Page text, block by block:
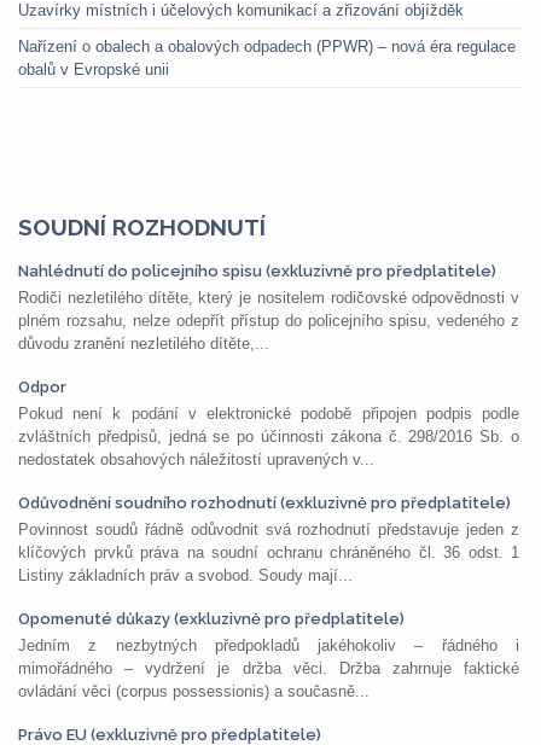
Uzavírky místních i účelových komunikací a zřizování objížděk
Nařízení o obalech a obalových odpadech (PPWR) – nová éra regulace
obalů v Evropské unii
SOUDNÍ ROZHODNUTÍ
Nahlédnutí do policejního spisu (exkluzivně pro předplatitele)
Rodiči nezletilého dítěte, který je nositelem rodičovské odpovědnosti v
plném rozsahu, nelze odepřít přístup do policejního spisu, vedeného z
důvodu zranění nezletilého dítěte,...
Odpor
Pokud není k podání v elektronické podobě připojen podpis podle
zvláštních předpisů, jedná se po účinnosti zákona č. 298/2016 Sb. o
nedostatek obsahových náležitostí upravených v...
Odůvodnění soudního rozhodnutí (exkluzivně pro předplatitele)
Povinnost soudů řádně odůvodnit svá rozhodnutí představuje jeden z
klíčových prvků práva na soudní ochranu chráněného čl. 36 odst. 1
Listiny základních práv a svobod. Soudy mají...
Opomenuté důkazy (exkluzivně pro předplatitele)
Jedním z nezbytných předpokladů jakéhokoliv – řádného i
mimořádného – vydržení je držba věci. Držba zahrnuje faktické
ovládání věci (corpus possessionis) a současně...
Právo EU (exkluzivně pro předplatitele)